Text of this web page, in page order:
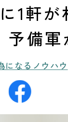
1軒
備軍
になるノウハウ